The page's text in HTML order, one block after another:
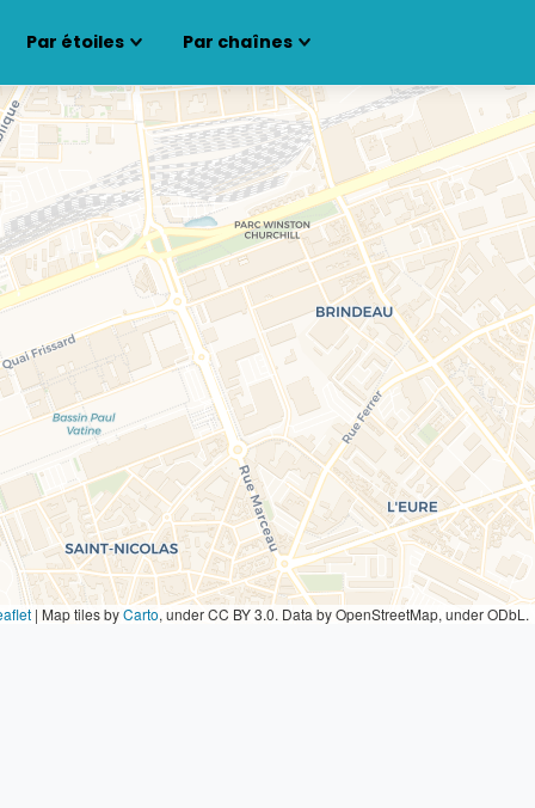
Par étoiles Par chaînes
| Map tiles byCarto, under CC BY 3.0. Data by OpenStreetMap, under ODbL.